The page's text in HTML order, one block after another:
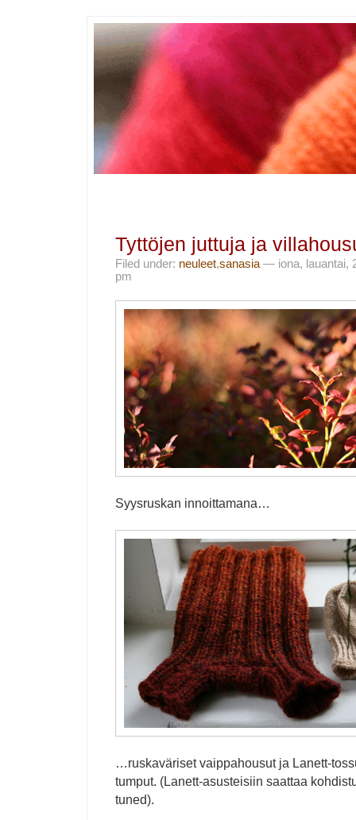
Tyttöjen juttuja ja
Filed under: neuleet,sanasia — iona, lauantai,
pm
Syysruskan innoittamana…
…ruskaväriset vaippahousut ja Lanett-
tumput. (Lanett-asusteisiin saattaa
tuned).